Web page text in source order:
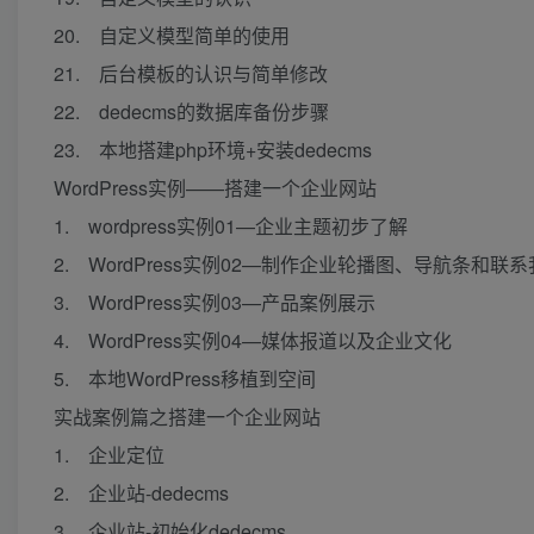
20. 自定义模型简单的使用
21. 后台模板的认识与简单修改
22. dedecms的数据库备份步骤
23. 本地搭建php环境+安装dedecms
WordPress实例——搭建一个企业网站
1. wordpress实例01—企业主题初步了解
2. WordPress实例02—制作企业轮播图、导航条和联系
3. WordPress实例03—产品案例展示
4. WordPress实例04—媒体报道以及企业文化
5. 本地WordPress移植到空间
实战案例篇之搭建一个企业网站
1. 企业定位
2. 企业站-dedecms